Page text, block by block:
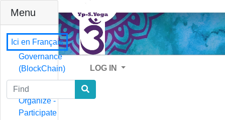
Menu
Governance
(BlockChain)
Governance -
Organize -
Participate
Ici en Français
LOG IN
Find